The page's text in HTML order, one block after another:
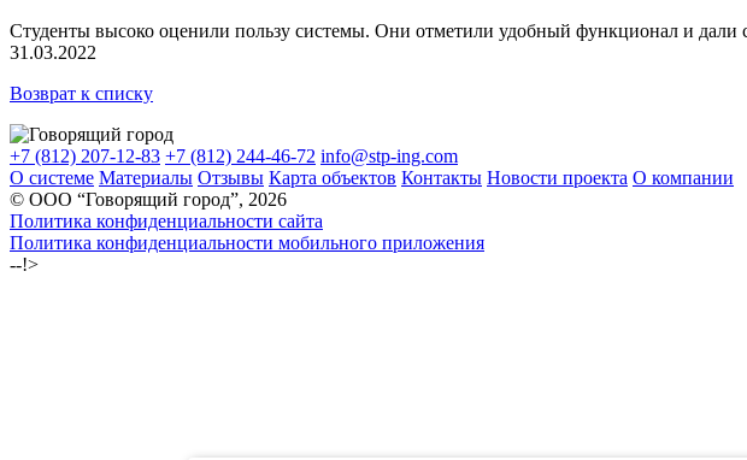
Студенты высоко оценили пользу системы. Они отметили удобный функционал и
31.03.2022
Возврат к списку
+7 (812) 207-12-83 +7 (812) 244-46-72 info@stp-ing.com
О системе Материалы Отзывы Карта объектов Контакты Новости проекта О компании
© ООО “Говорящий город”, 2026
Политика конфиденциальности сайта
Политика конфиденциальности мобильного приложения
--!>